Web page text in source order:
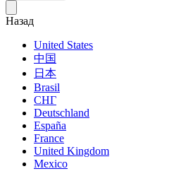
Назад
United States
中国
日本
Brasil
СНГ
Deutschland
España
France
United Kingdom
Mexico